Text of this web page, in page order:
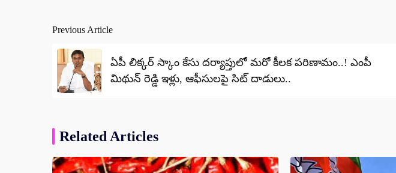
Post
navigation
Previous Article
ఏపీ లిక్కర్ స్కాం కేసు దర్యాప్తులో మరో కీలక పరిణామం..! ఎంపీ
మిథున్ రెడ్డి ఇళ్లు, ఆఫీసులపై సిట్ దాడులు..
Related Articles